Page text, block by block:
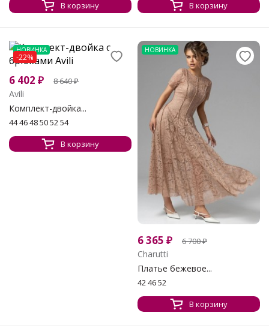
В корзину В корзину
НОВИНКА
-22%
6 402 ₽ 8 640₽
Avili
Комплект-двойка...
44 46 48 50 52 54
В корзину
НОВИНКА
6 365 ₽ 6 700₽
Charutti
Платье бежевое...
42 46 52
В корзину